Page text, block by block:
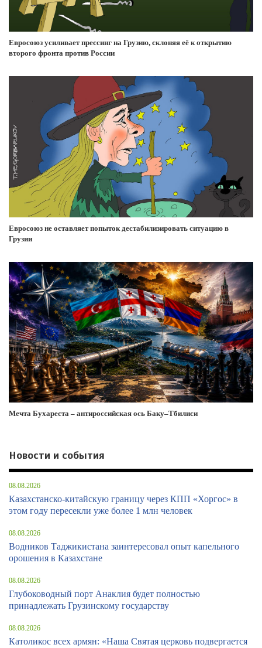
Евросоюз усиливает прессинг на Грузию, склоняя её к открытию
второго фронта против России
Евросоюз не оставляет попыток дестабилизировать ситуацию в
Грузии
Мечта Бухареста – антироссийская ось Баку–Тбилиси
Новости и события
08.08.2026
Казахстанско-китайскую границу через КПП «Хоргос» в
этом году пересекли уже более 1 млн человек
08.08.2026
Водников Таджикистана заинтересовал опыт капельного
орошения в Казахстане
08.08.2026
Глубоководный порт Анаклия будет полностью
принадлежать Грузинскому государству
08.08.2026
Католикос всех армян: «Наша Святая церковь подвергается